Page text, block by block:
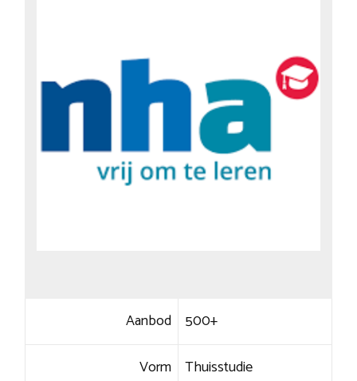
Aanbod 500+
Vorm Thuisstudie